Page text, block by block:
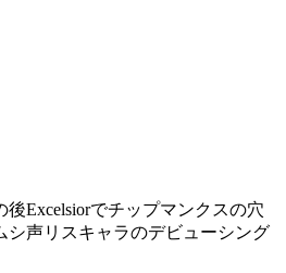
Excelsiorでチップマンクスの穴
シ声リスキャラのデビューシング